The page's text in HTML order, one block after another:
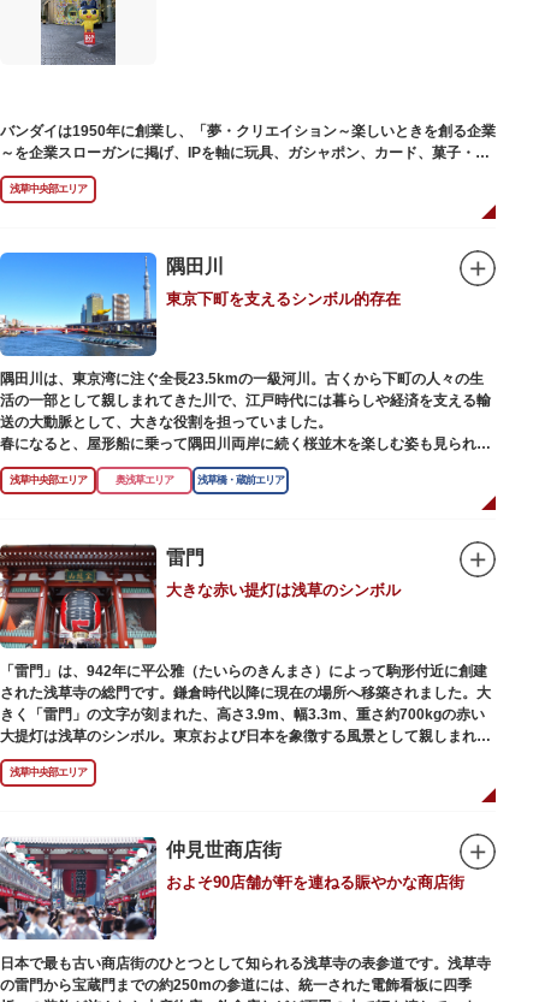
バンダイは1950年に創業し、「夢・クリエイション～楽しいときを創る企業
～を企業スローガンに掲げ、IPを軸に玩具、ガシャポン、カード、菓子・食
品・食玩、アパレル、日用雑貨など、お客さまの身近で楽しんでいただける
エンターテインメントをお届けしています。
浅草中央部エリア
隅田川
東京下町を支えるシンボル的存在
隅田川は、東京湾に注ぐ全長23.5kmの一級河川。古くから下町の人々の生
活の一部として親しまれてきた川で、江戸時代には暮らしや経済を支える輸
送の大動脈として、大きな役割を担っていました。
春になると、屋形船に乗って隅田川両岸に続く桜並木を楽しむ姿も見られ、
東京スカイツリーとのコラボレーションも、まさに絵になる光景です。ま
た、毎年7月の最終土曜日に開催される「隅田川花火大会」は、東京の夏の
川沿いには「隅田川テラス」と呼ばれる遊歩道も整備されています。心地よ
い風に吹かれながら、緑化が施された遊歩道で散歩やジョギングを楽しんだ
後は、オープンカフェでほっと一息つくのもおすすめです。
隅田川にかかる橋々も、それぞれ特徴的な形をしていて見応えは抜群。せっ
かくなら水上バスに乗船して、優雅に観察してみてはいかがでしょうか。
浅草中央部エリア 奥浅草エリア 浅草橋・蔵前エリア
雷門
大きな赤い提灯は浅草のシンボル
「雷門」は、942年に平公雅（たいらのきんまさ）によって駒形付近に創建
された浅草寺の総門です。鎌倉時代以降に現在の場所へ移築されました。大
きく「雷門」の文字が刻まれた、高さ3.9m、幅3.3m、重さ約700kgの赤い
大提灯は浅草のシンボル。東京および日本を象徴する風景として親しまれ、
フォトスポットとしても国内外の観光客を魅了し続けています。
提灯の底部に施された見事な龍の彫刻や、門の北側（風神雷神の背後）に安
置されている浅草寺の護法善神「天龍像」と「金龍像」も見どころ。正式名
ます。日没から23時頃までは雷門や浅草寺がライトアップされ、昼間とは違
った荘厳な雰囲気に包まれます。
何度も焼失と再建を繰り返し、現在の雷門は1960年に松下電器産業（現パナ
ソニック）の松下幸之助氏の寄進により再建されたものです。
浅草中央部エリア
仲見世商店街
およそ90店舗が軒を連ねる賑やかな商店街
日本で最も古い商店街のひとつとして知られる浅草寺の表参道です。浅草寺
の雷門から宝蔵門までの約250mの参道には、統一された電飾看板に四季